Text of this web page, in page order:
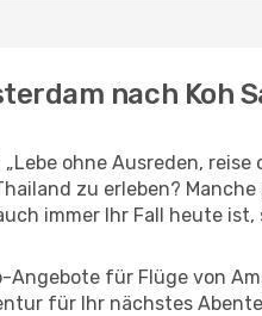
nach Koh
ohne Ausreden,
zu erleben?
immer Ihr Fall heute
Angebote für Flüge von
für Ihr nächstes